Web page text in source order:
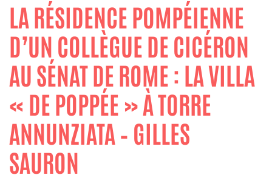
LA RÉSIDENCE POMPÉIENNE
D’UN COLLÈGUE DE CICÉRON
AU SÉNAT DE ROME : LA VILLA
« DE POPPÉE » À TORRE
ANNUNZIATA – GILLES
SAURON